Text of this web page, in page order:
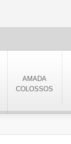
AMADA
COLOSSOS